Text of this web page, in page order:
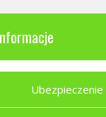
Ubezpieczenie